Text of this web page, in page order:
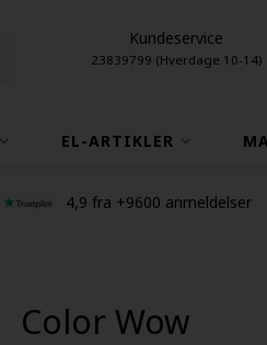
Kundeservice
23839799 (Hverdage 10-14)
EL-ARTIKLER
4,9 fra +9600 anmeldelser
Color Wow